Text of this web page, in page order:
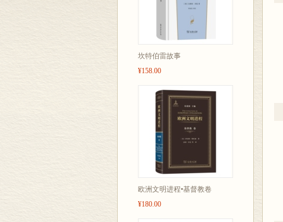
坎特伯雷故事
¥158.00
欧洲文明进程•基督教卷
¥180.00